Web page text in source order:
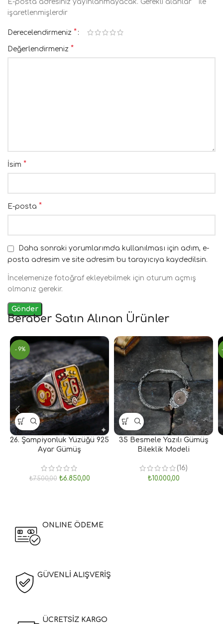
E-posta adresiniz yayınlanmayacak. Gerekli alanlar
ile
işaretlenmişlerdir
Derecelendirmeniz *
Değerlendirmeniz *
İsim *
E-posta *
Daha sonraki yorumlarımda kullanılması için adım, e-
posta adresim ve site adresim bu tarayıcıya kaydedilsin.
İncelemenize fotoğraf ekleyebilmek için oturum açmış
olmanız gerekir.
Beraber Satın Alınan Ürünler
- 9%
26. Şampiyonluk Yüzüğü 925
Ayar Gümüş
₺7.500,00 ₺6.850,00
35 Besmele Yazılı Gümüş
Bileklik Modeli
(16)
₺10.000,00
ONLINE ÖDEME
GÜVENLİ ALIŞVERİŞ
ÜCRETSİZ KARGO